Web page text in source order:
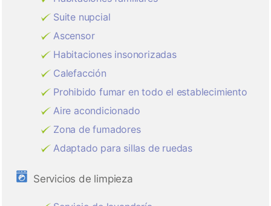
Suite nupcial
Ascensor
Habitaciones insonorizadas
Calefacción
Prohibido fumar en todo el establecimiento
Aire acondicionado
Zona de fumadores
Adaptado para sillas de ruedas
Servicios de limpieza